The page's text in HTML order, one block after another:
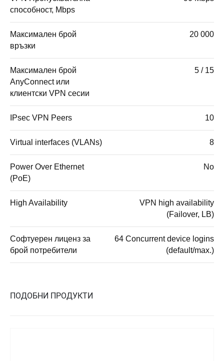
способност, Mbps
Максимален брой
връзки
20 000
Максимален брой
AnyConnect или
клиентски VPN сесии
5 / 15
IPsec VPN Peers 10
Virtual interfaces (VLANs) 8
Power Over Ethernet
(PoE)
No
High Availability
VPN high availability
(Failover, LB)
Софтуерен лиценз за
брой потребители
64 Concurrent device logins
(default/max.)
ПОДОБНИ ПРОДУКТИ